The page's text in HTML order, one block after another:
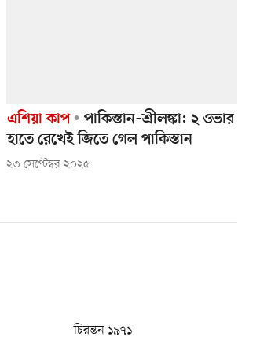
এশিয়া কাপ
পাকিস্তান–শ্রীলঙ্কা: ২ ওভার
হাতে রেখেই জিতে গেল পাকিস্তান
২৩ সেপ্টেম্বর ২০২৫
চিরন্তন ১৯৭১